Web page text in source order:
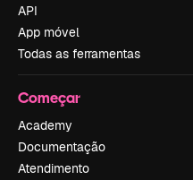
API
App móvel
Todas as ferramentas
Começar
Academy
Documentação
Atendimento